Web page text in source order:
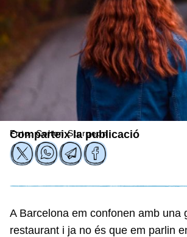
Foto: Colton Sturgeon
Comparteix la publicació
A Barcelona em confonen amb una
restaurant i ja no és que em parlin